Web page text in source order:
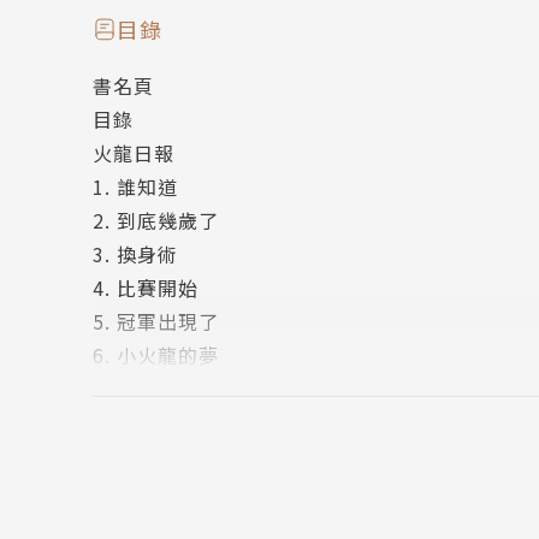
突然，一輛健步如飛的牛車，插入了比賽的行列
小火龍第五彈，聚集前四集各大主要角色，上演
的消暑涼意。
【本書特色】
◎榮獲小學生票選好書活動低年級組榜首、小讀
◎金獎兒童文學作家哲也+幽默插畫家水腦，再度
◎特選孩子最愛的題材－賽車，無厘頭的笑梗+
◎本集特贈紙上「火龍日報」一份，還有好玩的填
【閱讀123】，專為低中年級孩子設計，銜接圖
目錄
書名頁
目錄
火龍日報
1. 誰知道
2. 到底幾歲了
3. 換身術
4. 比賽開始
5. 冠軍出現了
6. 小火龍的夢
（就是繪者的話之） 人生以挑戰極限和超越偶